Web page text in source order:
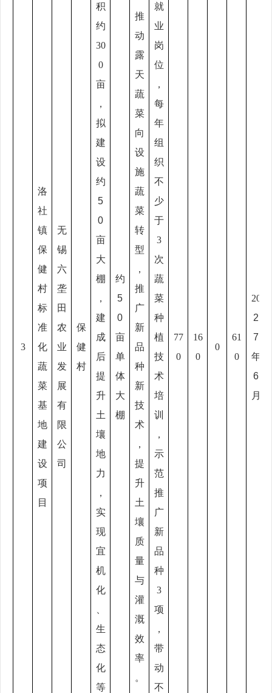
3
洛
社
镇
保
健
村
标
准
化
蔬
菜
基
地
建
设
项
目
无
锡
六
垄
田
农
业
发
展
有
限
公
司
保
健
村
积
约
30
0
亩
，
拟
建
设
约
5
0
亩
大
棚
，
建
成
后
提
升
土
壤
地
力
，
实
现
宜
机
化
生
态
化
等
约
5
0
亩
单
体
大
棚
推
动
露
天
蔬
菜
向
设
施
蔬
菜
转
型
，
推
广
新
品
种
新
技
术
，
提
升
土
壤
质
量
与
灌
溉
效
率
。
就
业
岗
位
，
每
年
组
织
不
少
于
3
次
蔬
菜
种
植
技
术
培
训
，
示
范
推
广
新
品
种
3
项
，
带
动
不
77
0
16
0
0
61
0
20
2
7
年
6
月